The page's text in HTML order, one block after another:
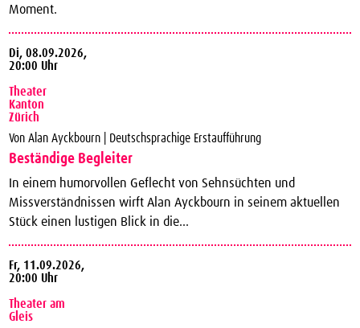
Moment.
Di,08.09.2026,
20:00 Uhr
Theater
Kanton
Zürich
Von Alan Ayckbourn | Deutschsprachige Erstaufführung
Beständige Begleiter
In einem humorvollen Geflecht von Sehnsüchten und
Missverständnissen wirft Alan Ayckbourn in seinem aktuellen
Stück einen lustigen Blick in die...
Fr, 11.09.2026,
20:00 Uhr
Theater am
Gleis